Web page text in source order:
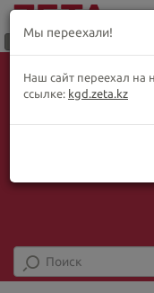
ҚАЗ
РУС
ENG
Мы переехали!
Наш сайт переехал на
ссылке: kgd.zeta.kz